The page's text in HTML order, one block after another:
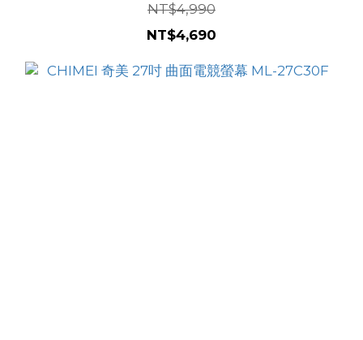
NT$4,990
NT$4,690